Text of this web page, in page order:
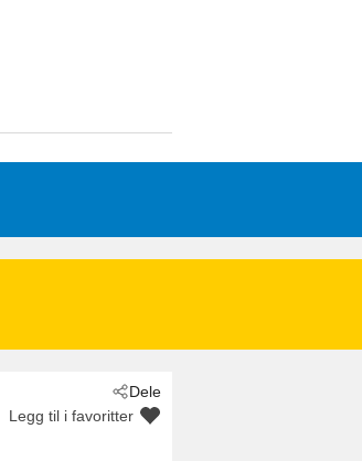
Dele
Legg til i favoritter